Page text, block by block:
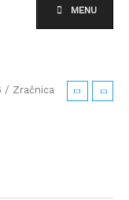
MENU
/ Zračnica